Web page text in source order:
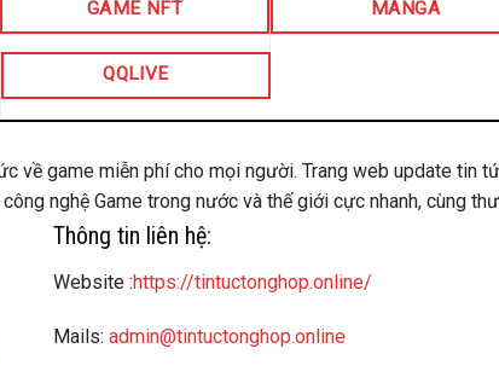
GAME NFT MANGA
QQLIVE
về game miễn phí cho mọi người. Trang web update tin
nghệ Game trong nước và thế giới cực nhanh, cùng
Thông tin liên hệ:
Website :https://tintuctonghop.online/
Mails: admin@tintuctonghop.online